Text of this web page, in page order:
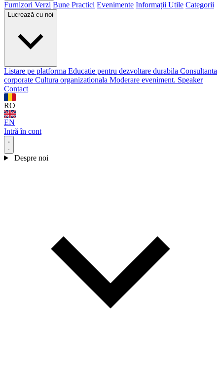
Furnizori Verzi Bune Practici Evenimente Informații Utile Categorii
Lucrează cu noi
Listare pe platforma Educatie pentru dezvoltare durabila Consultanta
corporate Cultura organizationala Moderare eveniment. Speaker
Contact
RO
EN
Intră în cont
Despre noi